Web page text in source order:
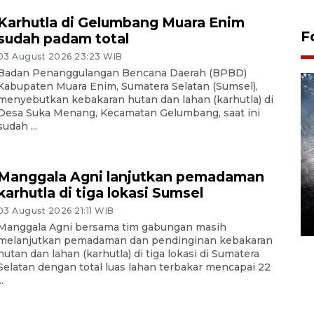
di Gelumbang Muara Enim
padam total
August 2026 23:23 WIB
Penanggulangan Bencana Daerah (BPBD)
Muara Enim, Sumatera Selatan (Sumsel),
kebakaran hutan dan lahan (karhutla) di
Suka Menang, Kecamatan Gelumbang, saat ini
...
Agni lanjutkan pemadaman
di tiga lokasi Sumsel
August 2026 21:11 WIB
Agni bersama tim gabungan masih
pemadaman dan pendinginan kebakaran
dan lahan (karhutla) di tiga lokasi di Sumatera
dengan total luas lahan terbakar mencapai 22
Alokasi anggaran untuk bibit
kopi arabika Gayo